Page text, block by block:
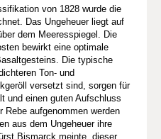
von 1828 wurde die
Das Ungeheuer liegt auf
dem Meeresspiegel. Die
bewirkt eine optimale
Die typische
Ton- und
versetzt sind, sorgen für
und einen guten Aufschluss
Rebe aufgenommen werden
aus dem Ungeheuer ihre
Bismarck meinte, dieser